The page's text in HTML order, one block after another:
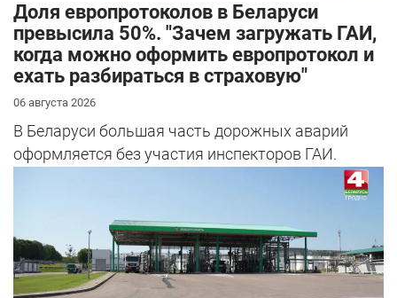
Доля европротоколов в Беларуси
превысила 50%. "Зачем загружать ГАИ,
когда можно оформить европротокол и
ехать разбираться в страховую"
06 августа 2026
В Беларуси большая часть дорожных аварий
оформляется без участия инспекторов ГАИ.